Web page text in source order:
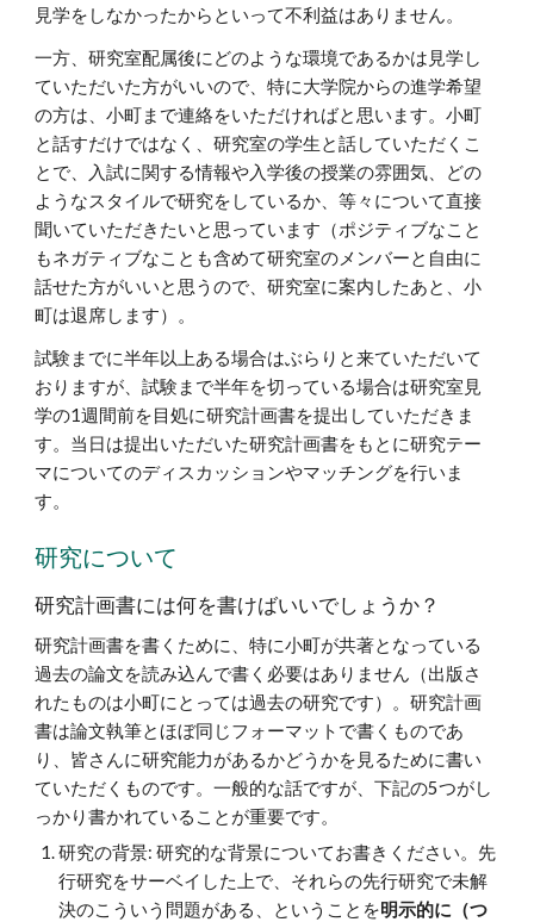
見学をしなかったからといって不利益はありません。
一方、研究室配属後にどのような環境であるかは見学し
ていただいた方がいいので、特に大学院からの進学希望
の方は、小町まで連絡をいただければと思います。小町
と話すだけではなく、研究室の学生と話していただくこ
とで、入試に関する情報や入学後の授業の雰囲気、どの
ようなスタイルで研究をしているか、等々について直接
聞いていただきたいと思っています（ポジティブなこと
もネガティブなことも含めて研究室のメンバーと自由に
話せた方がいいと思うので、研究室に案内したあと、小
町は退席します）。
試験までに半年以上ある場合はぶらりと来ていただいて
おりますが、試験まで半年を切っている場合は研究室見
学の1週間前を目処に研究計画書を提出していただきま
す。当日は提出いただいた研究計画書をもとに研究テー
マについてのディスカッションやマッチングを行いま
す。
研究について
研究計画書には何を書けばいいでしょうか？
研究計画書を書くために、特に小町が共著となっている
過去の論文を読み込んで書く必要はありません（出版さ
れたものは小町にとっては過去の研究です）。研究計画
書は論文執筆とほぼ同じフォーマットで書くものであ
り、皆さんに研究能力があるかどうかを見るために書い
ていただくものです。一般的な話ですが、下記の5つがし
っかり書かれていることが重要です。
研究の背景: 研究的な背景についてお書きください。先
行研究をサーベイした上で、それらの先行研究で未解
決のこういう問題がある、ということを明示的に（つ